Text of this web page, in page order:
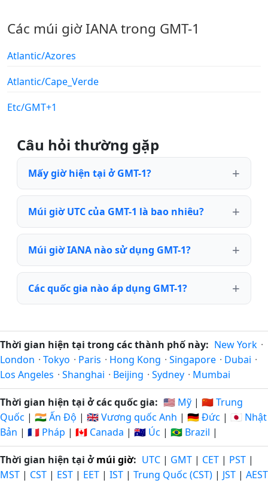
Các múi giờ IANA trong GMT-1
Atlantic/Azores
Atlantic/Cape_Verde
Etc/GMT+1
Câu hỏi thường gặp
Mấy giờ hiện tại ở GMT-1?
Múi giờ UTC của GMT-1 là bao nhiêu?
Múi giờ IANA nào sử dụng GMT-1?
Các quốc gia nào áp dụng GMT-1?
Thời gian hiện tại trong các thành phố này: New York ·
London · Tokyo · Paris · Hong Kong · Singapore · Dubai ·
Los Angeles · Shanghai · Beijing · Sydney · Mumbai
Thời gian hiện tại ở các quốc gia: 🇺🇸 Mỹ | 🇨🇳 Trung
Quốc | 🇮🇳 Ấn Độ | 🇬🇧 Vương quốc Anh | 🇩🇪 Đức | 🇯🇵 Nhật
Bản | 🇫🇷 Pháp | 🇨🇦 Canada | 🇦🇺 Úc | 🇧🇷 Brazil |
Thời gian hiện tại ởmúi giờ: UTC | GMT | CET | PST |
MST | CST | EST | EET | IST | Trung Quốc (CST) | JST | AEST